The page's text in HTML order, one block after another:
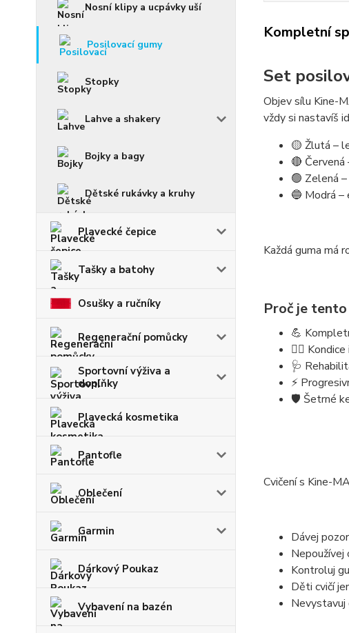
Nosní klipy a ucpávky uší
Posilovací gumy
Stopky
Lahve a shakery
Bojky a bagy
Dětské rukávky a kruhy
Plavecké čepice
Tašky a batohy
Osušky a ručníky
Regenerační pomůcky
Sportovní výživa a
doplňky
Plavecká kosmetika
Pantofle
Oblečení
Garmin
Dárkový Poukaz
Vybavení na bazén
Kompletní
Set
Objev sílu Kine-
vždy si nastavíš
🟡 Žlutá –
🔴
🟢 Zelená
🔵 Modrá –
Každá guma má
Proč je
💪
🏃‍♂️
🩺
⚡
🛡️ Šetrné
Cvičení s Kine-
Dávej
Kontroluj
Děti cvičí